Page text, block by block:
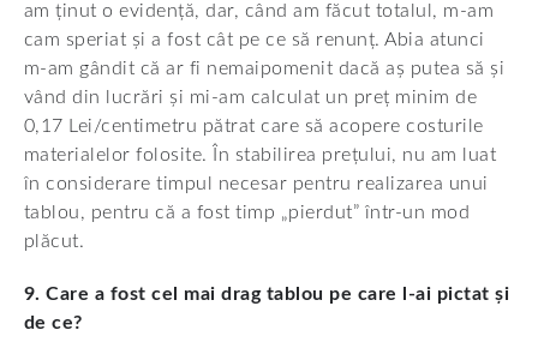
am ținut o evidență, dar, când am făcut totalul, m-am
cam speriat și a fost cât pe ce să renunț. Abia atunci
m-am gândit că ar fi nemaipomenit dacă aș putea să și
vând din lucrări și mi-am calculat un preț minim de
0,17 Lei/centimetru pătrat care să acopere costurile
materialelor folosite. În stabilirea prețului, nu am luat
în considerare timpul necesar pentru realizarea unui
tablou, pentru că a fost timp „pierdut” într-un mod
plăcut.
9. Care a fost cel mai drag tablou pe care l-ai pictat și
de ce?